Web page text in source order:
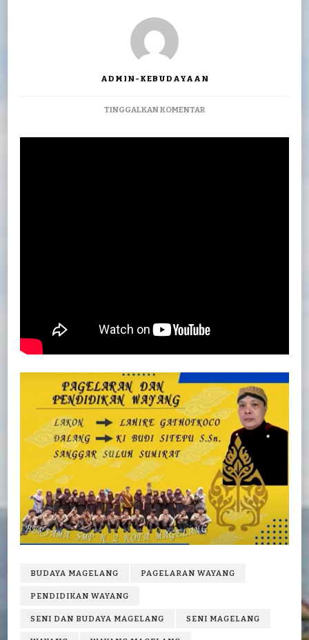
ADMIN-KEBUDAYAAN
TINGGALKAN KOMENTARPADA
BUDAYA MAGELANG PAGELARAN WAYANG
PENDIDIKAN WAYANG
SENI DAN BUDAYA MAGELANG SENI MAGELANG